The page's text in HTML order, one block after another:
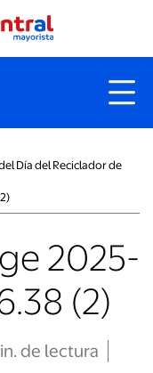
Día del Reciclador de
2025-
(2)
. de lectura